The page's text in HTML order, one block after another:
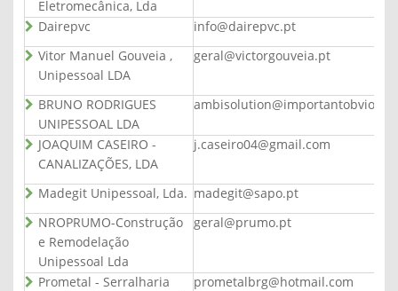
Eletromecânica, Lda
Dairepvc
info@dairepvc.pt
Vitor Manuel Gouveia ,
Unipessoal LDA
geral@victorgouveia.pt
BRUNO RODRIGUES
UNIPESSOAL LDA
JOAQUIM CASEIRO -
CANALIZAÇÕES, LDA
j.caseiro04@gmail.com
Madegit Unipessoal, Lda. madegit@sapo.pt
NROPRUMO-Construção
e Remodelação
Unipessoal Lda
geral@prumo.pt
Prometal - Serralharia
prometalbrg@hotmail.com